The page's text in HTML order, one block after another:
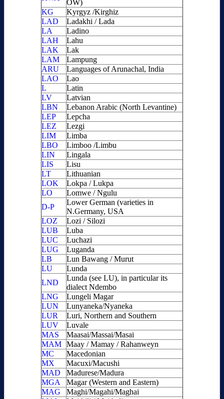
OW)
KG
Kyrgyz /Kirghiz
LAD
Ladakhi / Lada
LA
Ladino
LAH
Lahu
LAK
Lak
LAM
Lampung
ARU
Languages of Arunachal, India
LAO
Lao
L
Latin
LV
Latvian
LBN
Lebanon Arabic (North Levantine)
LEP
Lepcha
LEZ
Lezgi
LIM
Limba
LBO
Limboo /Limbu
LIN
Lingala
LIS
Lisu
LT
Lithuanian
LOK
Lokpa / Lukpa
LO
Lomwe / Ngulu
D-P
Lower German (varieties in
N.Germany, USA
LOZ
Lozi / Silozi
LUB
Luba
LUC
Luchazi
LUG
Luganda
LB
Lun Bawang / Murut
LU
Lunda
LND
Lunda (see LU), in particular its
dialect Ndembo
LNG
Lungeli Magar
LUN
Lunyaneka/Nyaneka
LUR
Luri, Northern and Southern
LUV
Luvale
MAS
Maasai/Massai/Masai
MAM Maay / Mamay / Rahanweyn
MC
Macedonian
MX
Macuxi/Macushi
MAD
Madurese/Madura
MGA
Magar (Western and Eastern)
MAG
Maghi/Magahi/Maghai